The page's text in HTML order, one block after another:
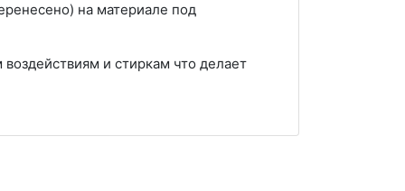
на материале под
и стиркам что делает